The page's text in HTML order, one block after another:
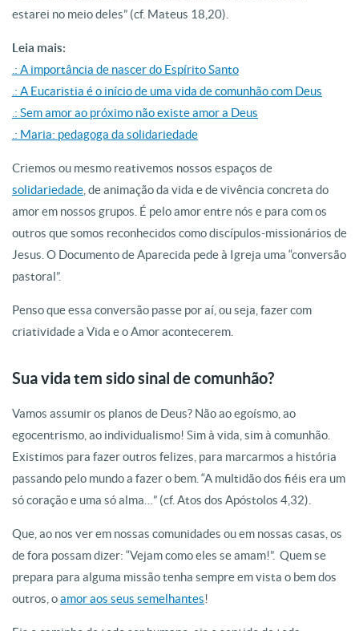
estarei no meio deles” (cf. Mateus 18,20).
Leia mais:
.: A importância de nascer do Espírito Santo
.: A Eucaristia é o início de uma vida de comunhão com Deus
.: Sem amor ao próximo não existe amor a Deus
.: Maria: pedagoga da solidariedade
Criemos ou mesmo reativemos nossos espaços de
solidariedade , de animação da vida e de vivência concreta do
amor em nossos grupos. É pelo amor entre nós e para com os
outros que somos reconhecidos como discípulos-missionários de
Jesus. O Documento de Aparecida pede à Igreja uma “conversão
pastoral”.
Penso que essa conversão passe por aí, ou seja, fazer com
criatividade a Vida e o Amor acontecerem.
Sua vida tem sido sinal de comunhão?
Vamos assumir os planos de Deus? Não ao egoísmo, ao
egocentrismo, ao individualismo! Sim à vida, sim à comunhão.
Existimos para fazer outros felizes, para marcarmos a história
passando pelo mundo a fazer o bem. “A multidão dos fiéis era um
só coração e uma só alma…” (cf. Atos dos Apóstolos 4,32).
Que, ao nos ver em nossas comunidades ou em nossas casas, os
de fora possam dizer: “Vejam como eles se amam!”. Quem se
prepara para alguma missão tenha sempre em vista o bem dos
outros, oamor aos seus semelhantes!